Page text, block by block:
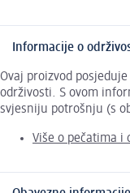
Informacije o
Ovaj proizvod
održivosti. S ovom
svjesniju potrošnju (s
Više o pečatima i